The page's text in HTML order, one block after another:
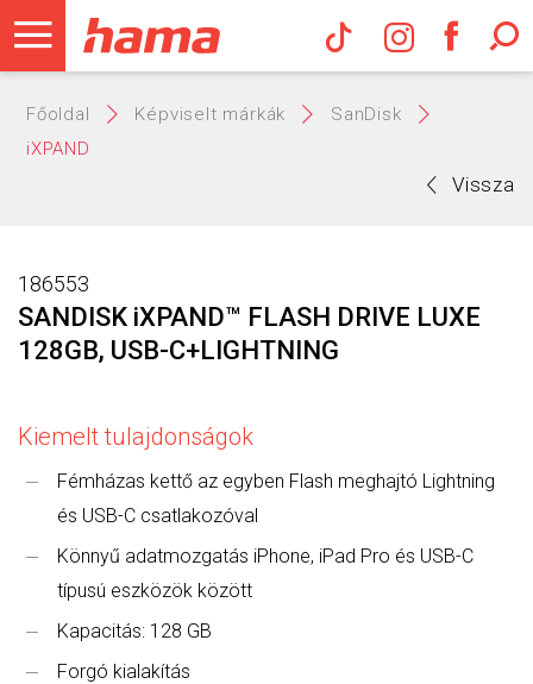
Hama
Főoldal Képviselt márkák
SanDisk
iXPAND
Vissza
186553
SANDISK iXPAND™ FLASH DRIVE LUXE
128GB, USB-C+LIGHTNING
Kiemelt tulajdonságok
Fémházas kettő az egyben Flash meghajtó Lightning
és USB-C csatlakozóval
Könnyű adatmozgatás iPhone, iPad Pro és USB-C
típusú eszközök között
Kapacitás: 128 GB
Forgó kialakítás